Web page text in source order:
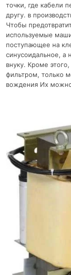
точки, где кабели
другу. в
Чтобы
используемые
поступающее на
синусоидальное, а
внуку. Кроме
фильтром, только
вождения Их можно